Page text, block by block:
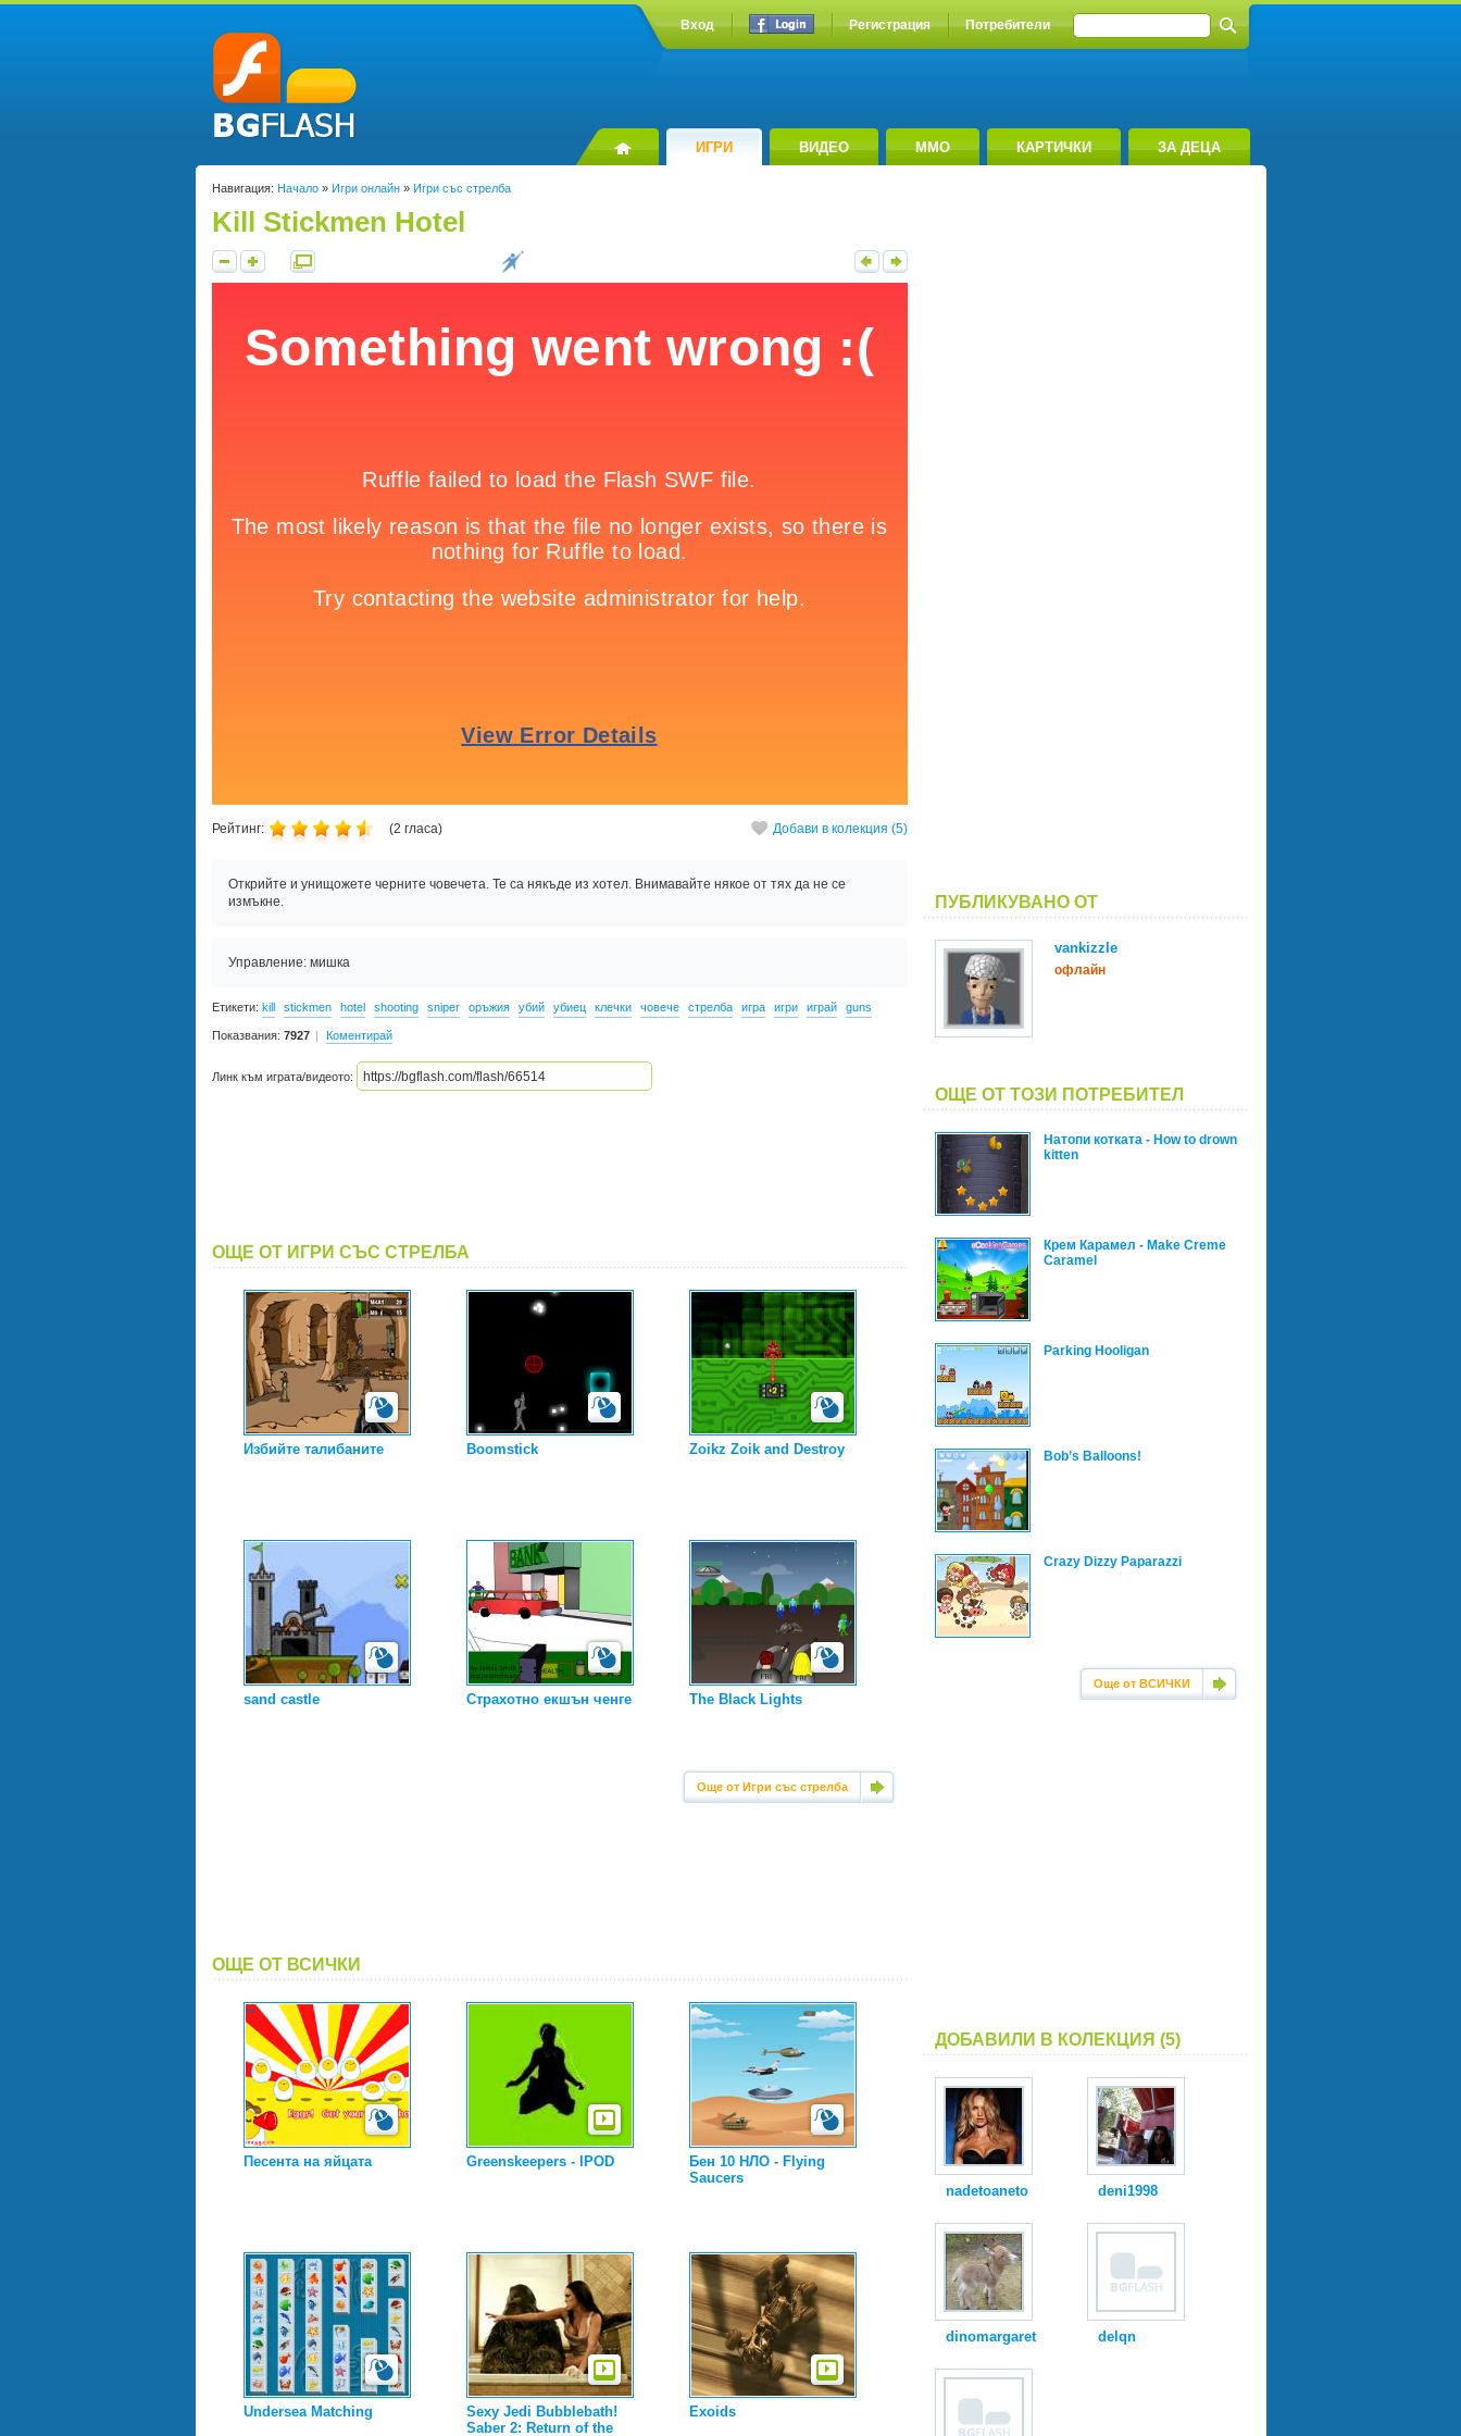
Вход Регистрация Потребители
ИГРИ ВИДЕО MMO КАРТИЧКИ ЗА ДЕЦА
Навигация: Начало» Игри онлайн» Игри със стрелба
Kill Stickmen Hotel
Рейтинг: (2 гласа) Добави в колекция (5)
Открийте и унищожете черните човечета. Те са някъде из хотел. Внимавайте някое от тях да не се
измъкне.
Управление: мишка
Етикети: kill stickmen hotel shooting sniper оръжия убий убиец клечки човече стрелба игра игри играй guns
Показвания: 7927 Коментирай
Линк към играта/видеото:
ОЩЕ ОТ ИГРИ СЪС СТРЕЛБА
Избийте талибаните Boomstick Zoikz Zoik and Destroy
sand castle Страхотно екшън ченге The Black Lights
Още от Игри със стрелба
ОЩЕ ОТ ВСИЧКИ
Песента на яйцата Greenskeepers - IPOD
Бен 10 НЛО - Flying
Saucers
Undersea Matching
Sexy Jedi Bubblebath!
Saber 2: Return of the
Exoids
ПУБЛИКУВАНО ОТ
vankizzle
офлайн
ОЩЕ ОТ ТОЗИ ПОТРЕБИТЕЛ
Натопи котката - How to drоwn
kitten
Крем Карамел - Make Creme
Caramel
Parking Hooligan
Bob’s Balloons!
Crazy Dizzy Paparazzi
Още от ВСИЧКИ
ДОБАВИЛИ В КОЛЕКЦИЯ (5)
nadetoaneto deni1998
dinomargaret delqn